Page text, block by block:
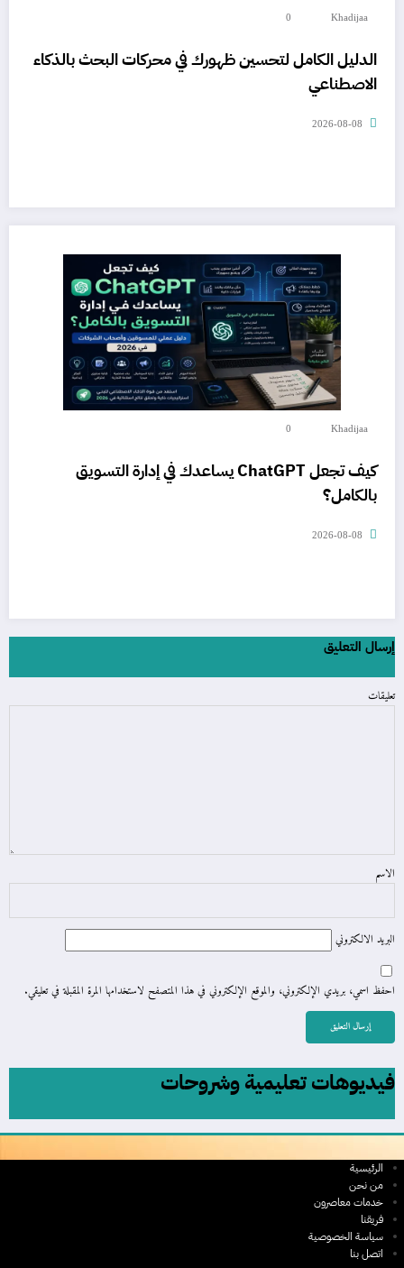
Khadijaa
0
الدليل الكامل لتحسين ظهورك في محركات البحث بالذكاء
الاصطناعي
2026-08-08
Khadijaa
0
كيف تجعل ChatGPT يساعدك في إدارة التسويق
بالكامل؟
2026-08-08
إرسال التعليق
تعليقات
الاسم
البريد الالكتروني
احفظ اسمي، بريدي الإلكتروني، والموقع الإلكتروني في هذا المتصفح لاستخدامها المرة المقبلة في تعليقي.
فيديوهات تعليمية وشروحات
الرئيسية
من نحن
خدمات معاصرون
فريقنا
سياسة الخصوصية
اتصل بنا